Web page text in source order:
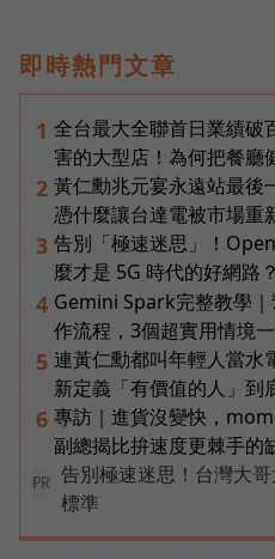
即時熱門文章
1 全台最大全聯首日業績破
害的大型店！為何把餐廳
2 黃仁勳兆元宴永遠站最後
憑什麼讓台達電被市場重
3 告別「極速迷思」！
麼才是 5G 時代的好網路？
4 Gemini Spark完整教學
作流程，3個超實用情境
5 連黃仁勳都叫年輕人當水
新定義「有價值的人」到
6 專訪｜進貨沒變快，
副總揭比拚速度更棘手的
PR
告別極速迷思！台灣大
標準